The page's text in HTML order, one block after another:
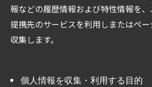
報などの履歴情報および特性情報を
提携先のサービスを利用しまたはペ
収集します。
個人情報を収集・利用する目的